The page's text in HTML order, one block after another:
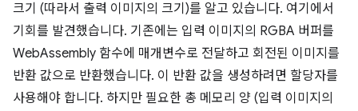
크기 (따라서 출력 이미지의 크기)를 알고 있습니다. 여기에서
기회를 발견했습니다. 기존에는 입력 이미지의 RGBA 버퍼를
WebAssembly 함수에 매개변수로 전달하고 회전된 이미지를
반환 값으로 반환했습니다. 이 반환 값을 생성하려면 할당자를
사용해야 합니다. 하지만 필요한 총 메모리 양 (입력 이미지의